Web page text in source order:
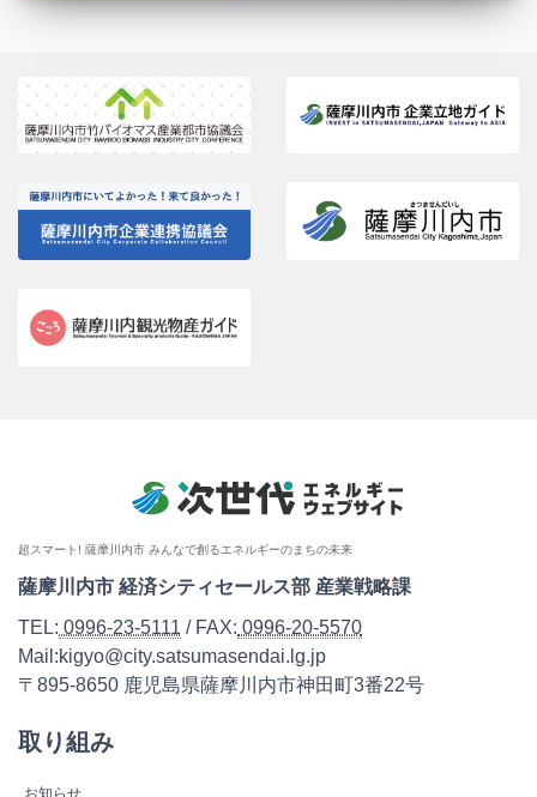
超スマート! 薩摩川内市 みんなで創るエネルギーのまちの未来
薩摩川内市 経済シティセールス部 産業戦略課
TEL: 0996-23-5111 / FAX: 0996-20-5570
Mail:kigyo@city.satsumasendai.lg.jp
〒895-8650 鹿児島県薩摩川内市神田町3番22号
取り組み
お知らせ